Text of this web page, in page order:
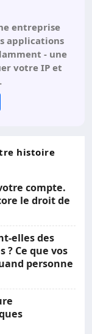
entreprise
applications
- une
votre IP et
histoire
compte.
le droit de
elles des
? Ce que vos
personne